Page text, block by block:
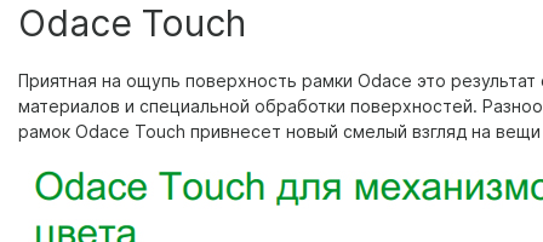
Odace Touch
Приятная на ощупь поверхность рамки Odace это
материалов и специальной обработки поверхностей.
рамок Odace Touch привнесет новый смелый взгляд на